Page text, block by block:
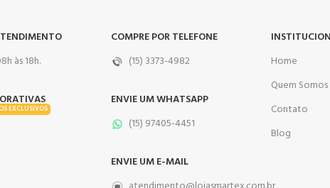
às 18h.
EXCLUSIVOS
COMPRE POR TELEFONE
(15) 3373-4982
ENVIE UM WHATSAPP
(15) 97405-4451
ENVIE UM E-MAIL
Home
Quem Somos
Contato
Blog